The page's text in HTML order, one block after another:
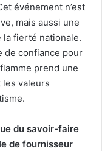
événement n’est
mais aussi une
la fierté nationale.
de confiance pour
prend une
valeurs
du savoir-faire
de fournisseur